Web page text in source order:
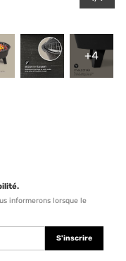
+4
informerons lorsque le
S'inscrire